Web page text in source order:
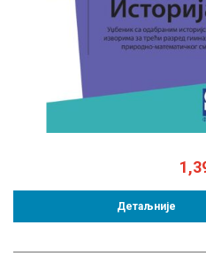
Детаљније